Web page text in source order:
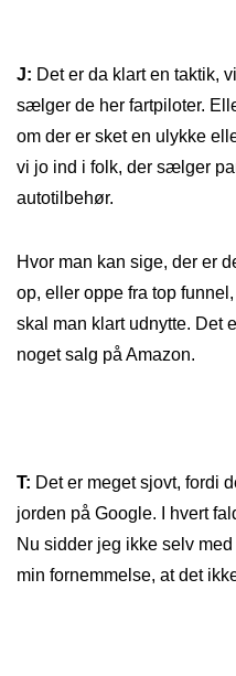
J: Det er da klart en taktik,
sælger de her fartpiloter.
om der er sket en ulykke
vi jo ind i folk, der sælger
autotilbehør.
Hvor man kan sige, der er
op, eller oppe fra top
skal man klart udnytte. Det
noget salg på Amazon.
T: Det er meget sjovt, fordi
jorden på Google. I hvert
Nu sidder jeg ikke selv
min fornemmelse, at det